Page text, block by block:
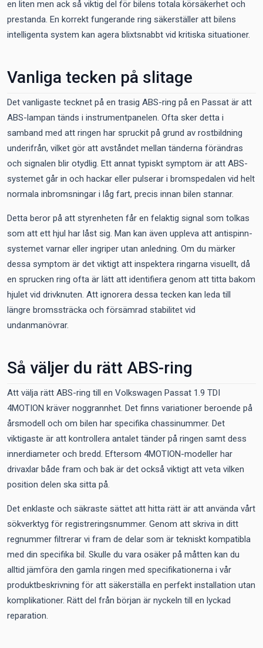
en liten men ack så viktig del för bilens totala körsäkerhet och
prestanda. En korrekt fungerande ring säkerställer att bilens
intelligenta system kan agera blixtsnabbt vid kritiska situationer.
Vanliga tecken på slitage
Det vanligaste tecknet på en trasig ABS-ring på en Passat är att
ABS-lampan tänds i instrumentpanelen. Ofta sker detta i
samband med att ringen har spruckit på grund av rostbildning
underifrån, vilket gör att avståndet mellan tänderna förändras
och signalen blir otydlig. Ett annat typiskt symptom är att ABS-
systemet går in och hackar eller pulserar i bromspedalen vid helt
normala inbromsningar i låg fart, precis innan bilen stannar.
Detta beror på att styrenheten får en felaktig signal som tolkas
som att ett hjul har låst sig. Man kan även uppleva att antispinn-
systemet varnar eller ingriper utan anledning. Om du märker
dessa symptom är det viktigt att inspektera ringarna visuellt, då
en sprucken ring ofta är lätt att identifiera genom att titta bakom
hjulet vid drivknuten. Att ignorera dessa tecken kan leda till
längre bromssträcka och försämrad stabilitet vid
undanmanövrar.
Så väljer du rätt ABS-ring
Att välja rätt ABS-ring till en Volkswagen Passat 1.9 TDI
4MOTION kräver noggrannhet. Det finns variationer beroende på
årsmodell och om bilen har specifika chassinummer. Det
viktigaste är att kontrollera antalet tänder på ringen samt dess
innerdiameter och bredd. Eftersom 4MOTION-modeller har
drivaxlar både fram och bak är det också viktigt att veta vilken
position delen ska sitta på.
Det enklaste och säkraste sättet att hitta rätt är att använda vårt
sökverktyg för registreringsnummer. Genom att skriva in ditt
regnummer filtrerar vi fram de delar som är tekniskt kompatibla
med din specifika bil. Skulle du vara osäker på måtten kan du
alltid jämföra den gamla ringen med specifikationerna i vår
produktbeskrivning för att säkerställa en perfekt installation utan
komplikationer. Rätt del från början är nyckeln till en lyckad
reparation.